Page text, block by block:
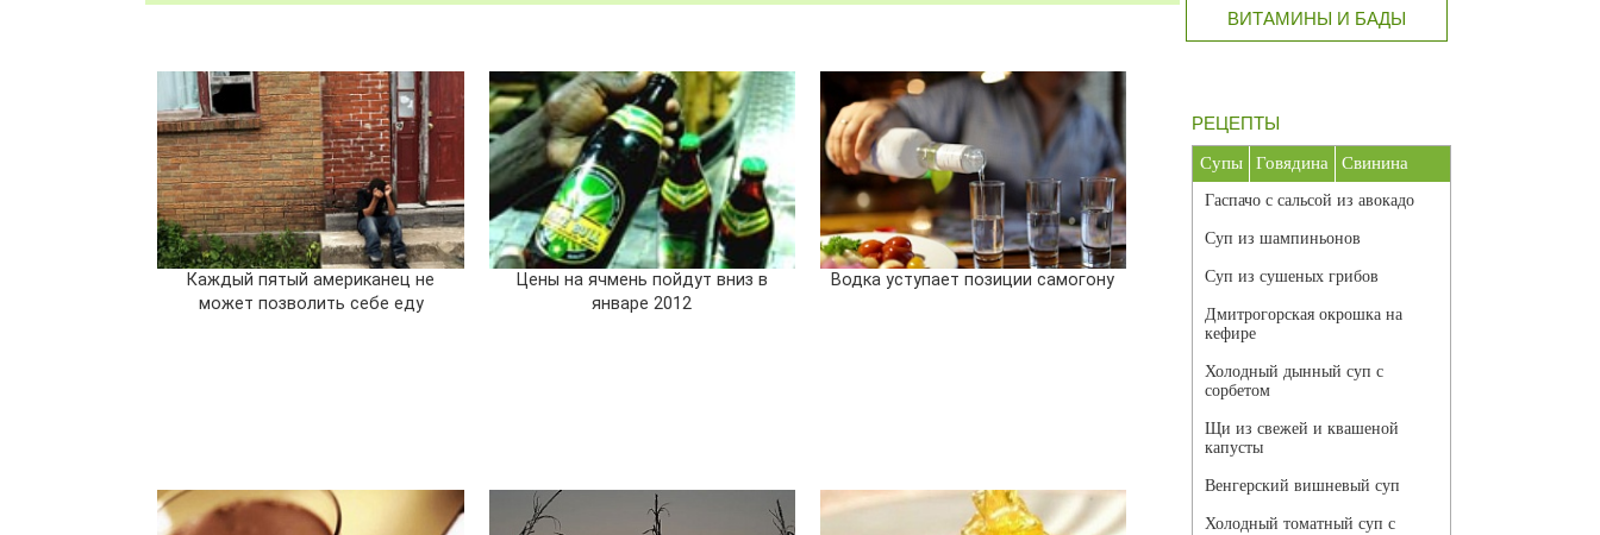
Каждый пятый американец не
может позволить себе еду
Цены на ячмень пойдут вниз в
январе 2012
Водка уступает позиции самогону
ВИТАМИНЫ И БАДЫ
РЕЦЕПТЫ
Супы Говядина Свинина
Гаспачо с сальсой из авокадо
Суп из шампиньонов
Суп из сушеных грибов
Дмитрогорская окрошка на
кефире
Холодный дынный суп с
сорбетом
Щи из свежей и квашеной
капусты
Венгерский вишневый суп
Холодный томатный суп с